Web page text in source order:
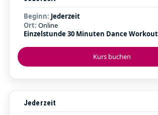
Kurs buchen
Beginn: Jederzeit
Ort: Online
Einzelstunde 30 Minuten Dance Workout
Jederzeit